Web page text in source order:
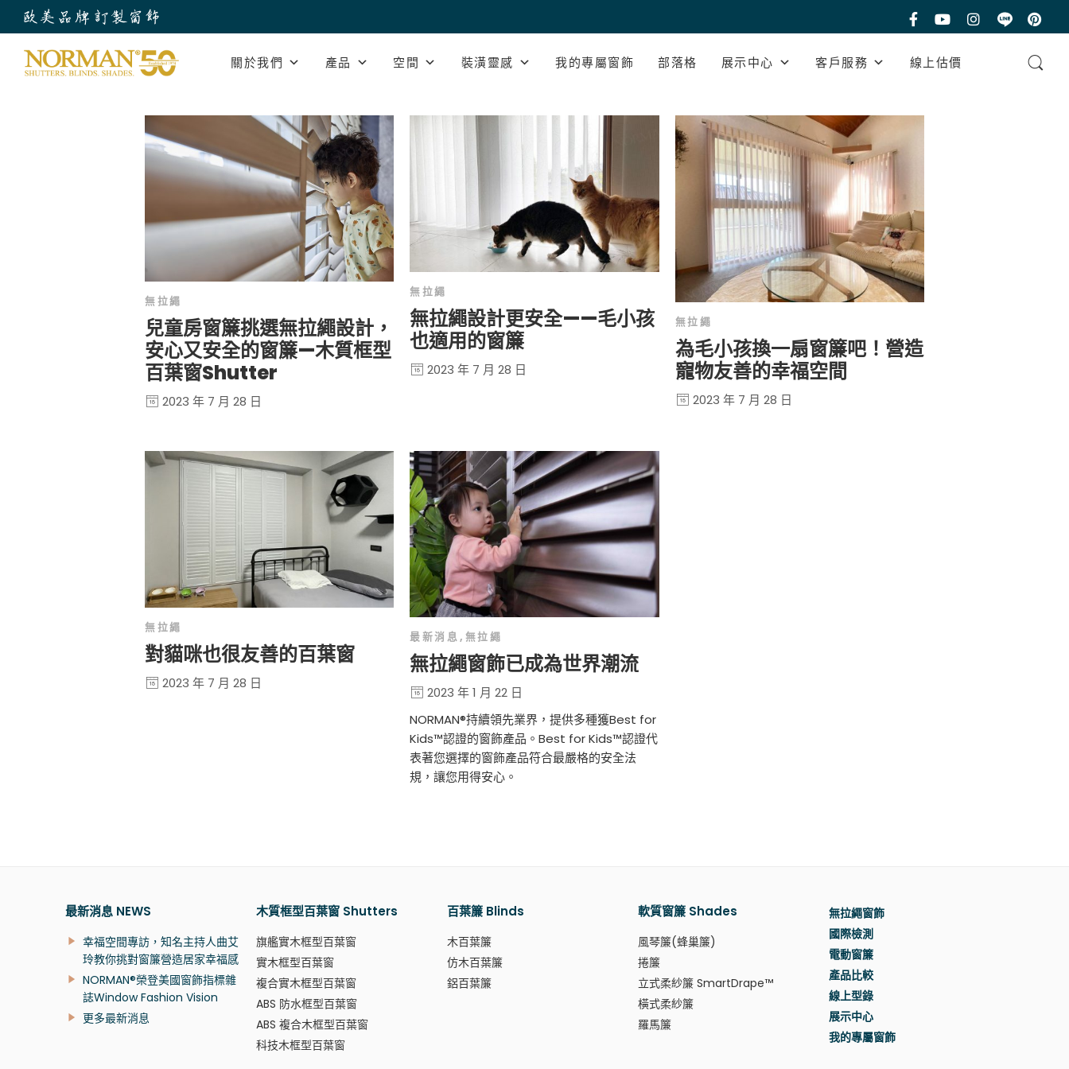
關於我們 產品 空間 裝潢靈感 我的專屬窗飾 部落格 展示中心 客戶服務 線上估價
無拉繩
兒童房窗簾挑選無拉繩設計，
安心又安全的窗簾—木質框型
百葉窗Shutter
2023 年 7 月 28 日
無拉繩
無拉繩設計更安全——毛小孩
也適用的窗簾
2023 年 7 月 28 日
無拉繩
為毛小孩換一扇窗簾吧！營造
寵物友善的幸福空間
2023 年 7 月 28 日
無拉繩
對貓咪也很友善的百葉窗
2023 年 7 月 28 日
最新消息 , 無拉繩
無拉繩窗飾已成為世界潮流
2023 年 1 月 22 日
NORMAN®持續領先業界，提供多種獲Best for
Kids™認證的窗飾產品。Best for Kids™認證代
表著您選擇的窗飾產品符合最嚴格的安全法
規，讓您用得安心。
最新消息 NEWS
幸福空間專訪，知名主持人曲艾
玲教你挑對窗簾營造居家幸福感
NORMAN®榮登美國窗飾指標雜
誌Window Fashion Vision
更多最新消息
木質框型百葉窗 Shutters
旗艦實木框型百葉窗
實木框型百葉窗
複合實木框型百葉窗
ABS 防水框型百葉窗
ABS 複合木框型百葉窗
科技木框型百葉窗
百葉簾 Blinds
木百葉簾
仿木百葉簾
鋁百葉簾
軟質窗簾 Shades
風琴簾(蜂巢簾)
捲簾
立式柔紗簾 SmartDrape™
橫式柔紗簾
羅馬簾
無拉繩窗飾
國際檢測
電動窗簾
產品比較
線上型錄
展示中心
我的專屬窗飾